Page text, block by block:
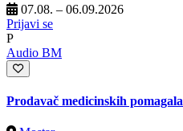
07.08. – 06.09.2026
Prijavi se
P
Audio BM
Prodavač medicinskih pomagala